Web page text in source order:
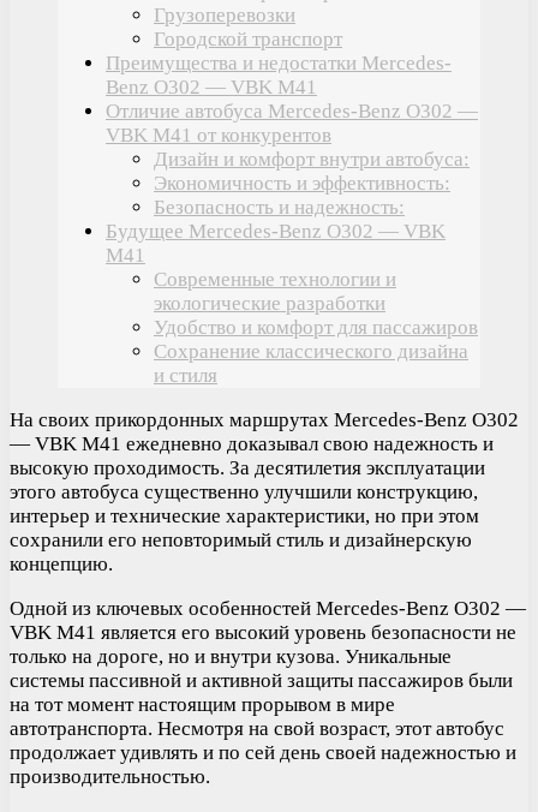
Грузоперевозки
Городской транспорт
Преимущества и недостатки Mercedes-
Benz O302 — VBK M41
Отличие автобуса Mercedes-Benz O302 —
VBK M41 от конкурентов
Дизайн и комфорт внутри автобуса:
Экономичность и эффективность:
Безопасность и надежность:
Будущее Mercedes-Benz O302 — VBK
M41
Современные технологии и
экологические разработки
Удобство и комфорт для пассажиров
Сохранение классического дизайна
и стиля
На своих прикордонных маршрутах Mercedes-Benz O302
— VBK M41 ежедневно доказывал свою надежность и
высокую проходимость. За десятилетия эксплуатации
этого автобуса существенно улучшили конструкцию,
интерьер и технические характеристики, но при этом
сохранили его неповторимый стиль и дизайнерскую
концепцию.
Одной из ключевых особенностей Mercedes-Benz O302 —
VBK M41 является его высокий уровень безопасности не
только на дороге, но и внутри кузова. Уникальные
системы пассивной и активной защиты пассажиров были
на тот момент настоящим прорывом в мире
автотранспорта. Несмотря на свой возраст, этот автобус
продолжает удивлять и по сей день своей надежностью и
производительностью.